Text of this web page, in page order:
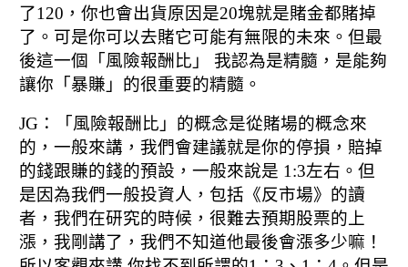
了120，你也會出貨原因是20塊就是賭金都賭掉
了。 可是你可以去賭它可能有無限的未來。 但最
後這一個「風險報酬比」 我認為是精髓， 是能夠
讓你「暴賺」的很重要的精髓。
JG：「風險報酬比」的概念是從賭場的概念來
的， 一般來講，我們會建議就是你的停損， 賠掉
的錢跟賺的錢的預設，一般來說是 1:3左右。 但
是因為我們一般投資人，包括《反市場》的讀
者， 我們在研究的時候，很難去預期股票的上
漲， 我剛講了，我們不知道他最後會漲多少嘛！